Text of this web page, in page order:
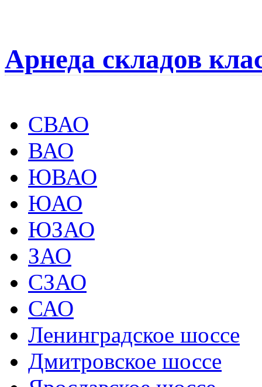
Арнеда складов
СВАО
ВАО
ЮВАО
ЮАО
ЮЗАО
ЗАО
СЗАО
САО
Ленинградское шоссе
Дмитровское шоссе